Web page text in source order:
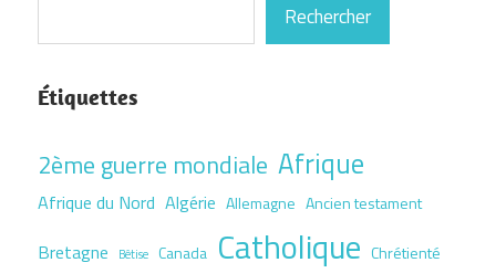
Rechercher
Étiquettes
2ème guerre mondiale Afrique
Afrique du Nord Algérie Allemagne Ancien testament
Bretagne Bêtise Canada Catholique Chrétienté